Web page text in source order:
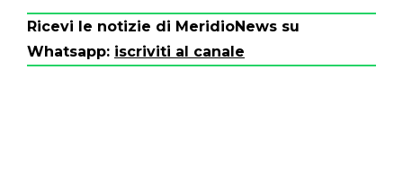
Ricevi le notizie di MeridioNews su
Whatsapp: iscriviti al canale